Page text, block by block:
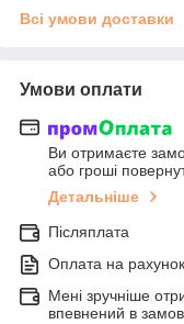
Всі умови доставки
Умови оплати
Ви отримаєте
або гроші
Детальніше
Післяплата
Оплата на рахунок
Мені зручніше
впевнений в